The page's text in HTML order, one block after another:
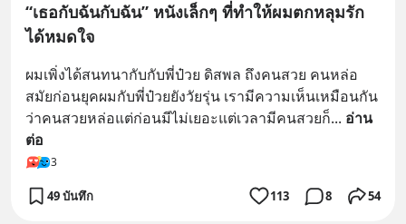
“เธอกับฉันกับฉัน” หนังเล็กๆ ที่ทำให้ผมตกหลุมรัก
ได้หมดใจ
ผมเพิ่งได้สนทนากับกับพี่ป๋วย ดิสพล ถึงคนสวย คนหล่อ
สมัยก่อนยุคผมกับพี่ป๋วยยังวัยรุ่น เรามีความเห็นเหมือนกัน
ว่าคนสวยหล่อแต่ก่อนมีไม่เยอะแต่เวลามีคนสวยก็... อ่าน
ต่อ
3
49 บันทึก 113 8 54